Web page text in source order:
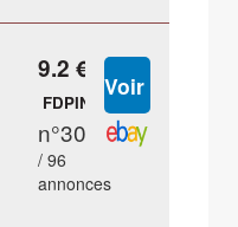
9.2 €
FDPIN
n°30
/ 96
annonces